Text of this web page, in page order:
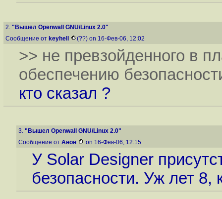
2. "Вышел Openwall GNU/Linux 2.0"
Сообщение от keyhell (??) on 16-Фев-06, 12:02
>> не превзойденного в
обеспечению
кто сказал ?
3. "Вышел Openwall GNU/Linux 2.0"
Сообщение от Анон on 16-Фев-06, 12:15
У Solar Designer
безопасности. Уж лет 8,